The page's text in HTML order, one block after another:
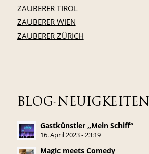
ZAUBERER TIROL
ZAUBERER WIEN
ZAUBERER ZÜRICH
BLOG-NEUIGKEITEN
Gastkünstler „Mein Schiff“
16. April 2023 - 23:19
Magic meets Comedy